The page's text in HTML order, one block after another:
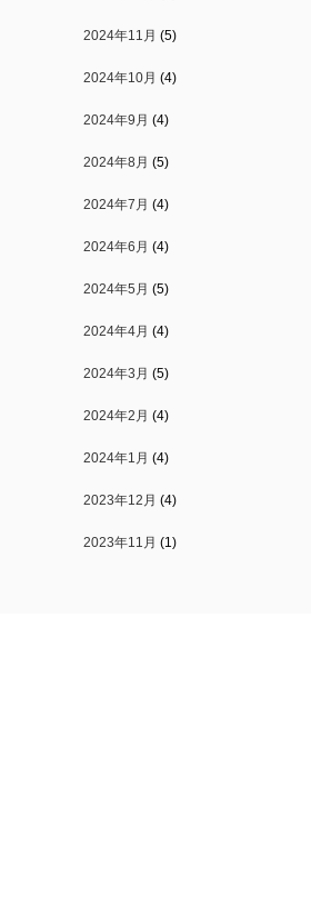
2024年11月 (5)
2024年10月 (4)
2024年9月 (4)
2024年8月 (5)
2024年7月 (4)
2024年6月 (4)
2024年5月 (5)
2024年4月 (4)
2024年3月 (5)
2024年2月 (4)
2024年1月 (4)
2023年12月 (4)
2023年11月 (1)